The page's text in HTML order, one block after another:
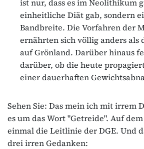
ist nur, dass es im Neolithikum
einheitliche Diät gab, sondern
Bandbreite. Die Vorfahren der
ernährten sich völlig anders als
auf Grönland. Darüber hinaus
darüber, ob die heute
einer dauerhaften
Sehen Sie: Das mein ich mit irrem
es um das Wort "Getreide". Auf
einmal die Leitlinie der DGE. Und
drei irren Gedanken: